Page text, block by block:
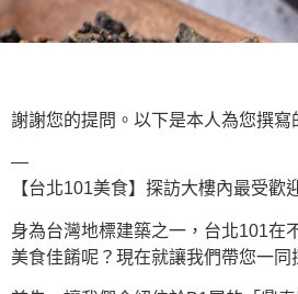
謝謝您的提問。以下是本人為您撰
—
【台北101美食】探訪大樓內最受歡
身為台灣地標建築之一，台北101在
美食佳餚呢？現在就讓我們帶您一同